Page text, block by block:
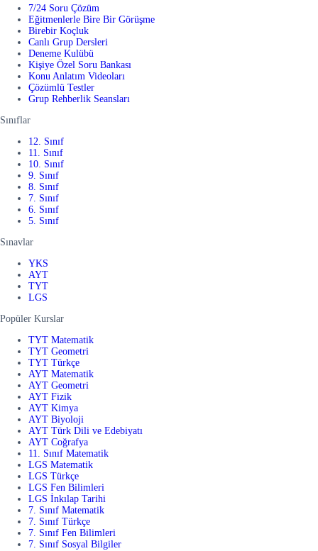
7/24 Soru Çözüm
Eğitmenlerle Bire Bir Görüşme
Birebir Koçluk
Canlı Grup Dersleri
Deneme Kulübü
Kişiye Özel Soru Bankası
Konu Anlatım Videoları
Çözümlü Testler
Grup Rehberlik Seansları
Sınıflar
12. Sınıf
11. Sınıf
10. Sınıf
9. Sınıf
8. Sınıf
7. Sınıf
6. Sınıf
5. Sınıf
Sınavlar
YKS
AYT
TYT
LGS
Popüler Kurslar
TYT Matematik
TYT Geometri
TYT Türkçe
AYT Matematik
AYT Geometri
AYT Fizik
AYT Kimya
AYT Biyoloji
AYT Türk Dili ve Edebiyatı
AYT Coğrafya
11. Sınıf Matematik
LGS Matematik
LGS Türkçe
LGS Fen Bilimleri
LGS İnkılap Tarihi
7. Sınıf Matematik
7. Sınıf Türkçe
7. Sınıf Fen Bilimleri
7. Sınıf Sosyal Bilgiler